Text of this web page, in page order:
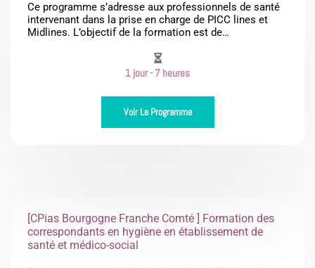
Ce programme s’adresse aux professionnels de santé
intervenant dans la prise en charge de PICC lines et
Midlines. L’objectif de la formation est de…
1 jour - 7 heures
Voir Le Programme
[CPias Bourgogne Franche Comté ] Formation des
correspondants en hygiène en établissement de
santé et médico-social